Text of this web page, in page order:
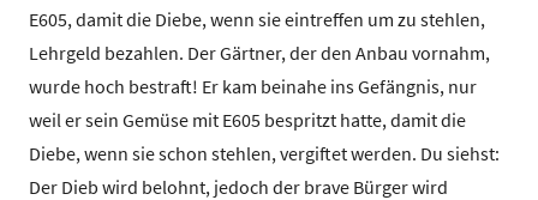
E605, damit die Diebe, wenn sie eintreffen um zu stehlen,
Lehrgeld bezahlen. Der Gärtner, der den Anbau vornahm,
wurde hoch bestraft! Er kam beinahe ins Gefängnis, nur
weil er sein Gemüse mit E605 bespritzt hatte, damit die
Diebe, wenn sie schon stehlen, vergiftet werden. Du siehst:
Der Dieb wird belohnt, jedoch der brave Bürger wird